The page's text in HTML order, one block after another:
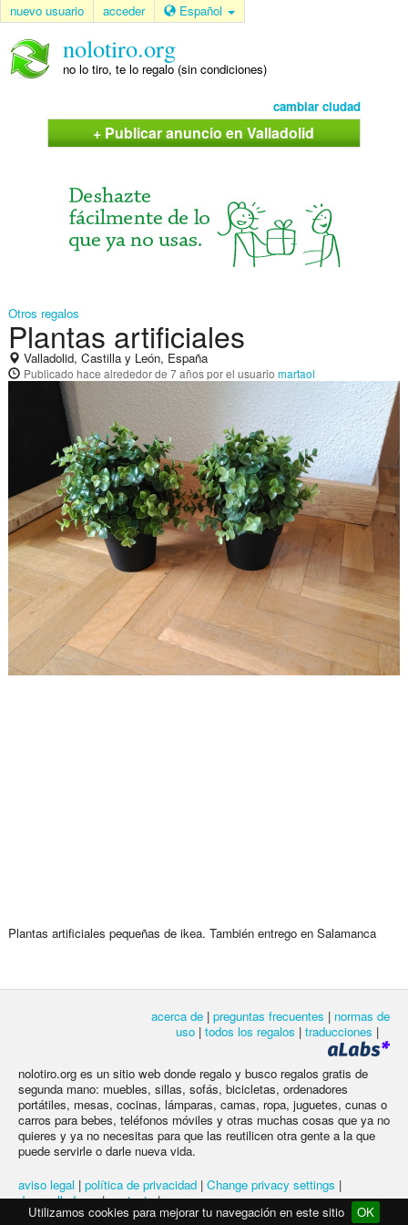
Utilizamos cookies para mejorar tu navegación en este sitio OK
nuevo usuario acceder Español
nolotiro.org
no lo tiro, te lo regalo (sin condiciones)
cambiar ciudad
+ Publicar anuncio en Valladolid
Otros regalos
Plantas artificiales
Valladolid, Castilla y León, España
Publicado hace alrededor de 7 añospor el usuario martaol
Plantas artificiales pequeñas de ikea. También entrego en Salamanca
acerca de | preguntas frecuentes | normas de
uso | todos los regalos | traducciones |
nolotiro.org es un sitio web donde regalo y busco regalos gratis de
segunda mano: muebles, sillas, sofás, bicicletas, ordenadores
portátiles, mesas, cocinas, lámparas, camas, ropa, juguetes, cunas o
carros para bebes, teléfonos móviles y otras muchas cosas que ya no
quieres y ya no necesitas para que las reutilicen otra gente a la que
puede servirle o darle nueva vida.
aviso legal | política de privacidad | Change privacy settings |
desarrolladores|contacto|